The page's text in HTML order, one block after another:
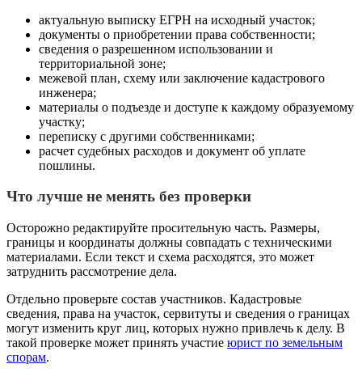
актуальную выписку ЕГРН на исходный участок;
документы о приобретении права собственности;
сведения о разрешенном использовании и
территориальной зоне;
межевой план, схему или заключение кадастрового
инженера;
материалы о подъезде и доступе к каждому образуемому
участку;
переписку с другими собственниками;
расчет судебных расходов и документ об уплате
пошлины.
Что лучше не менять без проверки
Осторожно редактируйте просительную часть. Размеры,
границы и координаты должны совпадать с техническими
материалами. Если текст и схема расходятся, это может
затруднить рассмотрение дела.
Отдельно проверьте состав участников. Кадастровые
сведения, права на участок, сервитуты и сведения о границах
могут изменить круг лиц, которых нужно привлечь к делу. В
такой проверке может принять участие юрист по земельным
спорам.